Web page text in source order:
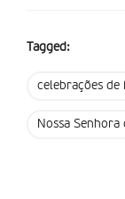
Tagged:
celebrações de
Nossa Senhora